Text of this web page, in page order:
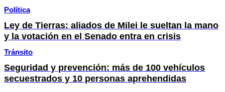
Política
Ley de Tierras: aliados de Milei le sueltan la mano
y la votación en el Senado entra en crisis
Tránsito
Seguridad y prevención: más de 100 vehículos
secuestrados y 10 personas aprehendidas